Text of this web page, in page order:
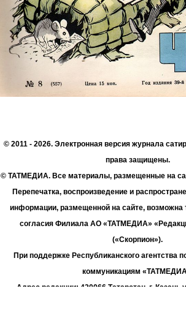
© 2011 - 2026. Электронная версия журнала
права защищены.
© ТАТМЕДИА. Все материалы, размещенные на
Перепечатка, воспроизведение и
информации, размещенной на сайте, возможна
согласия Филиала АО «ТАТМЕДИА»
(«Скорпион»).
При поддержке Республиканского агентства
коммуникациям
Адрес редакции: 420066 Татарстан, г. Казань